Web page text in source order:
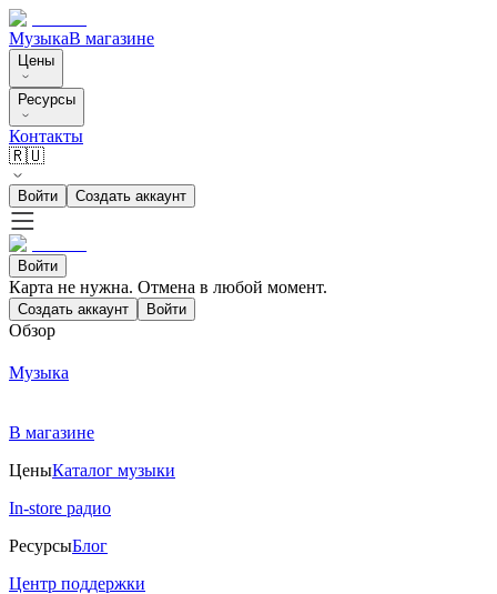
МузыкаВ магазине
Цены
Ресурсы
Контакты
🇷🇺
Войти Создать аккаунт
Войти
Карта не нужна. Отмена в любой момент.
Создать аккаунт Войти
Обзор
Музыка
В магазине
ЦеныКаталог музыки
In-store радио
РесурсыБлог
Центр поддержки